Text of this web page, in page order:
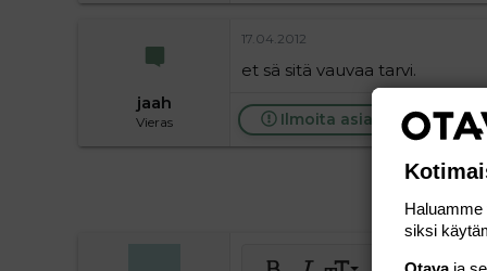
jaah
Vieras
17.04.2012
et sä sitä vauvaa tarvi.
Ilmoita asiaton viesti
Haluamme
siksi